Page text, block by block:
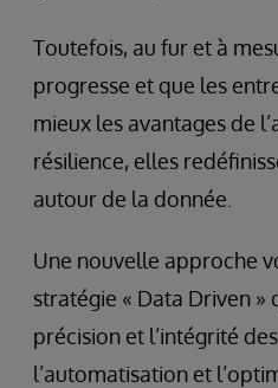
Toutefois, au fur et à
progresse et que les
mieux les avantages de
résilience, elles
autour de la donnée.
Une nouvelle approche
stratégie « Data Driven »
précision et l’intégrité
l’automatisation et